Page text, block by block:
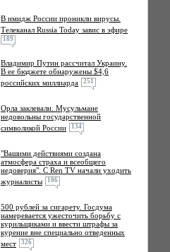
В имидж России проникли вирусы.
Телеканал Russia Today завис в эфире
189
Владимир Путин рассчитал Украину.
В ее бюджете обнаружены $4,6
российских миллиарда
251
Орла заклевали. Мусульмане
недовольны государственной
символикой России
134
"Вашими действиями создана
атмосфера страха и всеобщего
недоверия". С Ren TV начали уходить
журналисты
106
500 рублей за сигарету. Госдума
намеревается ужесточить борьбу с
курильщиками и ввести штрафы за
курение вне специально отведенных
мест
326